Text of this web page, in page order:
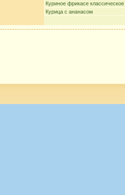
Куриное фрикасе классическое
Курица с ананасом